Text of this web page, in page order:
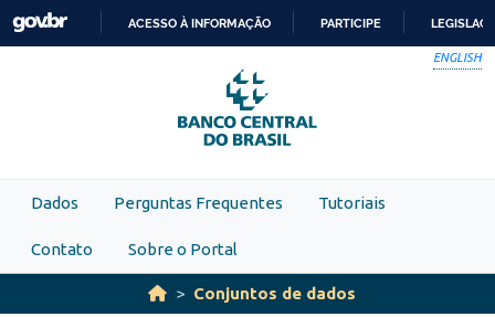
Skip to main content
PARA
O
CONTEÚDO
ACESSO À INFORMAÇÃO PARTICIPE
ENGLISH
Dados Perguntas Frequentes Tutoriais
Contato Sobre o Portal
Conjuntos de dados